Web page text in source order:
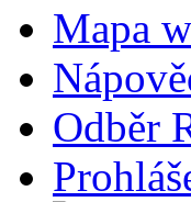
Mapa
Odběr